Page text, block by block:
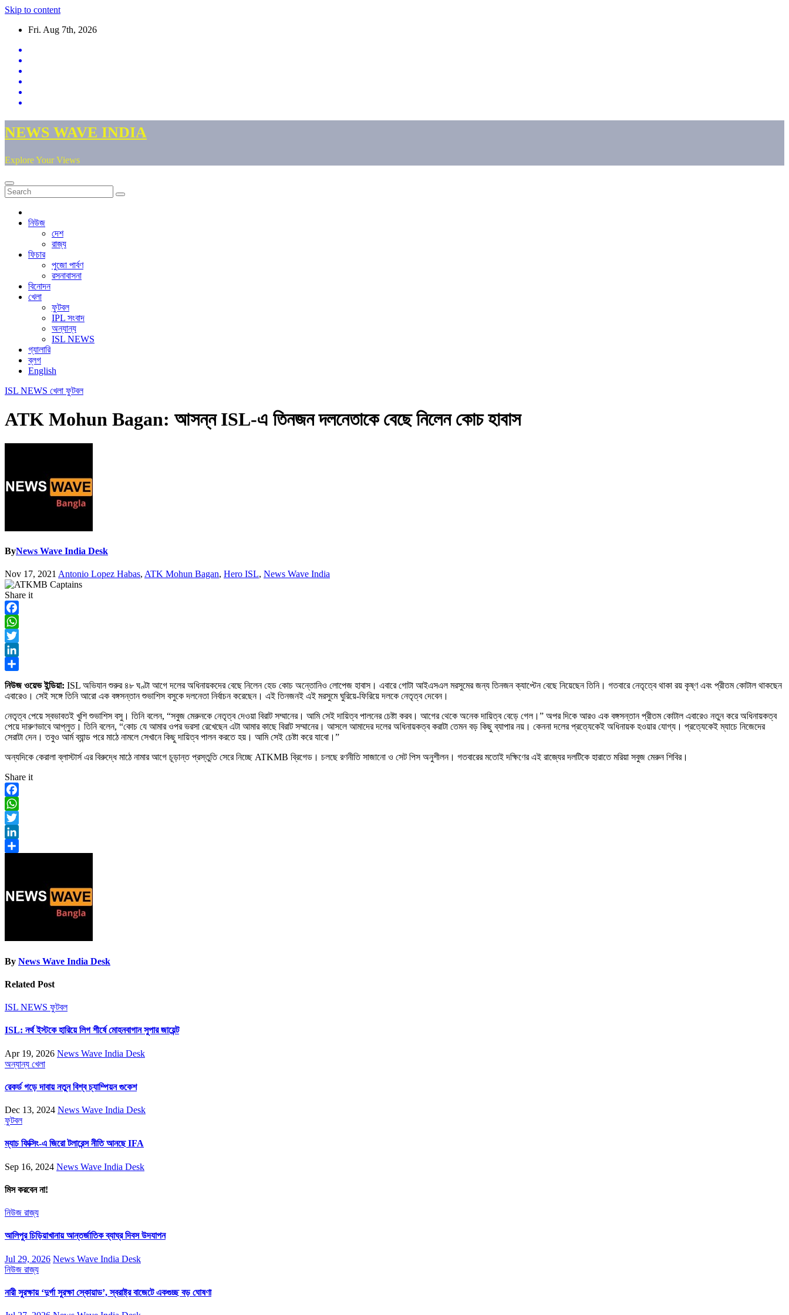
Skip to content
Fri. Aug 7th, 2026
NEWS WAVE INDIA
Explore Your Views
নিউজ
দেশ
রাজ্য
ফিচার
পুজো পার্বণ
রসনাবাসনা
বিনোদন
খেলা
ফুটবল
IPL সংবাদ
অন্যান্য
ISL NEWS
গ্যালারি
ব্লগ
English
ISL NEWS খেলা ফুটবল
ATK Mohun Bagan: আসন্ন ISL-এ তিনজন দলনেতাকে বেছে নিলেন কোচ হাবাস
ByNews Wave India Desk
Nov 17, 2021 Antonio Lopez Habas, ATK Mohun Bagan, Hero ISL, News Wave India
Share it
Facebook
WhatsApp
Twitter
LinkedIn
নিউজ ওয়েভ ইন্ডিয়া: ISL অভিযান শুরুর ৪৮ ঘণ্টা আগে দলের অধিনায়কদের বেছে নিলেন হেড কোচ অন্তোনিও লোপেজ হাবাস। এবারে গোটা আইএসএল মরসুমের জন্য তিনজন ক্যাপ্টেন বেছে নিয়েছেন তিনি। গতবারে নেতৃত্বে থাকা রয় কৃষ্ণ এবং প্রীতম কোটাল থাকছেন
এবারেও। সেই সঙ্গে তিনি আরো এক বঙ্গসন্তান শুভাশিস বসুকে দলনেতা নির্বাচন করেছেন। এই তিনজনই এই মরসুমে ঘুরিয়ে-ফিরিয়ে দলকে নেতৃত্ব দেবেন।
নেতৃত্ব পেয়ে স্বভাবতই খুশি শুভাশিস বসু। তিনি বলেন, “সবুজ মেরুনকে নেতৃত্ব দেওয়া বিরাট সম্মানের। আমি সেই দায়িত্ব পালনের চেষ্টা করব। আগের থেকে অনেক দায়িত্ব বেড়ে গেল।” অপর দিকে আরও এক বঙ্গসন্তান প্রীতম কোটাল এবারেও নতুন করে অধিনায়কত্ব
পেয়ে দারুণভাবে আপ্লুত। তিনি বলেন, “কোচ যে আমার ওপর ভরসা রেখেছেন এটা আমার কাছে বিরাট সম্মানের। আসলে আমাদের দলের অধিনায়কত্ব করাটা তেমন বড় কিছু ব্যাপার নয়। কেননা দলের প্রত্যেকেই অধিনায়ক হওয়ার যোগ্য। প্রত্যেকেই ম্যাচে নিজেদের
সেরাটা দেন। তবুও আর্ম ব্যান্ড পরে মাঠে নামলে সেখানে কিছু দায়িত্ব পালন করতে হয়। আমি সেই চেষ্টা করে যাবো।”
অন্যদিকে কেরালা ব্লাস্টার্স এর বিরুদ্ধে মাঠে নামার আগে চূড়ান্ত প্রস্তুতি সেরে নিচ্ছে ATKMB ব্রিগেড। চলছে রণনীতি সাজানো ও সেট পিস অনুশীলন। গতবারের মতোই দক্ষিণের এই রাজ্যের দলটিকে হারাতে মরিয়া সবুজ মেরুন শিবির।
Share it
Facebook
WhatsApp
Twitter
LinkedIn
By News Wave India Desk
Related Post
ISL NEWS ফুটবল
ISL: নর্থ ইস্টকে হারিয়ে লিগ শীর্ষে মোহনবাগান সুপার জায়েন্ট
Apr 19, 2026 News Wave India Desk
অন্যান্য খেলা
রেকর্ড গড়ে দাবায় নতুন বিশ্ব চ্যাম্পিয়ন গুকেশ
Dec 13, 2024 News Wave India Desk
ফুটবল
ম্যাচ ফিক্সিং-এ জিরো টলারেন্স নীতি আনছে IFA
Sep 16, 2024 News Wave India Desk
মিস করবেন না!
নিউজ রাজ্য
আলিপুর চিড়িয়াখানায় আন্তর্জাতিক ব্যাঘ্র দিবস উদযাপন
Jul 29, 2026 News Wave India Desk
নিউজ রাজ্য
নারী সুরক্ষায় ‘দুর্গা সুরক্ষা স্কোয়াড’, স্বরাষ্ট্র বাজেটে একগুচ্ছ বড় ঘোষণা